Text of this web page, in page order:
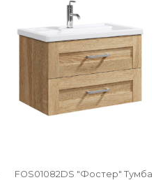
FOS01082DS "Фостер" Тумба